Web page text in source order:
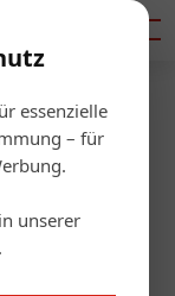
essenzielle
– für
unserer
.
bei